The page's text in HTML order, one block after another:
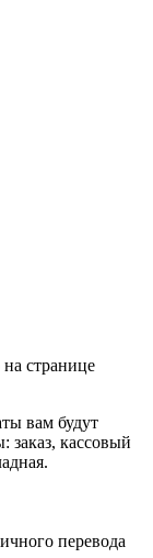
странице
вам будут
заказ, кассовый
перевода